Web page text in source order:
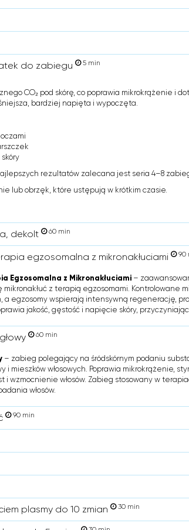
do zabiegu 5 min
CO₂ pod skórę, co poprawia mikrokrążenie i
bardziej napięta i wypoczęta.
rezultatów zalecana jest seria 4–8
lub obrzęk, które ustępują w krótkim czasie.
dekolt 60 min
egzosomalna z mikronakłuciami 90
Egzosomalna z Mikronakłuciami –
z terapią egzosomami. Kontrolowane
a egzosomy wspierają intensywną regenerację,
jakość, gęstość i napięcie skóry,
60 min
– zabieg polegający na śródskórnym podaniu
i mieszków włosowych. Poprawia mikrokrążenie,
wzmocnienie włosów. Zabieg stosowany w
włosów.
90 min
plasmy do 10 zmian 30 min